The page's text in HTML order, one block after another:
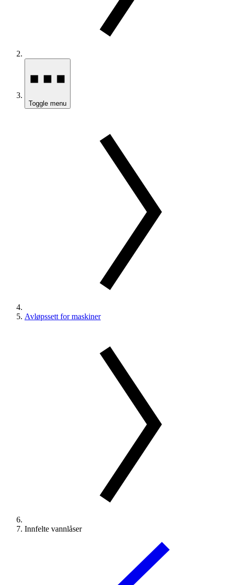
Toggle menu
Avløpssett for maskiner
Innfelte vannlåser